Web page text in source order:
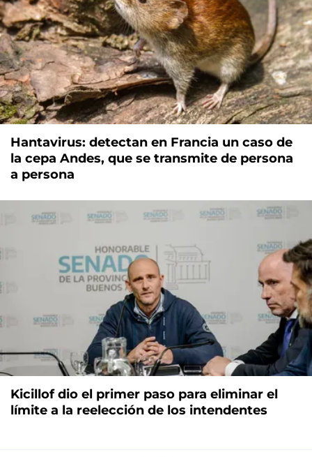
Hantavirus: detectan en Francia un caso de
la cepa Andes, que se transmite de persona
a persona
Kicillof dio el primer paso para eliminar el
límite a la reelección de los intendentes